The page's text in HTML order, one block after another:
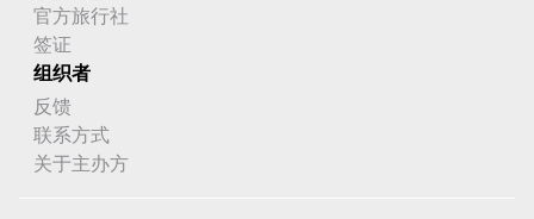
官方旅行社
签证
组织者
反馈
联系方式
关于主办方